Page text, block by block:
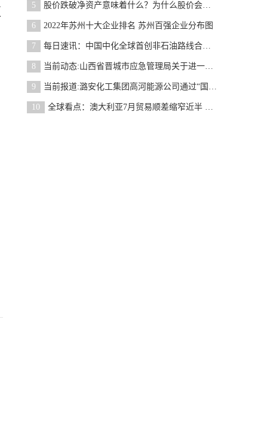
5 股价跌破净资产意味着什么？为什么股价会跌破净资产
6 2022年苏州十大企业排名 苏州百强企业分布图
7 每日速讯：中国中化全球首创非石油路线合成丙烯酸工
8 当前动态:山西省晋城市应急管理局关于进一步加强当
9 当前报道:潞安化工集团高河能源公司通过“国家首批
10 全球看点：澳大利亚7月贸易顺差缩窄近半 煤炭和铁